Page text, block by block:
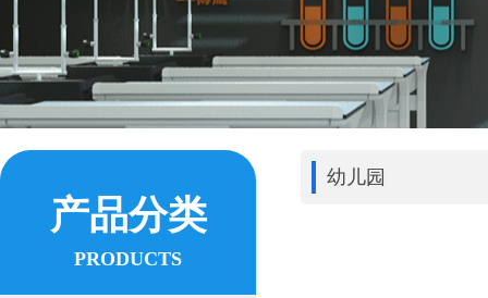
产品分类
PRODUCTS
幼儿园